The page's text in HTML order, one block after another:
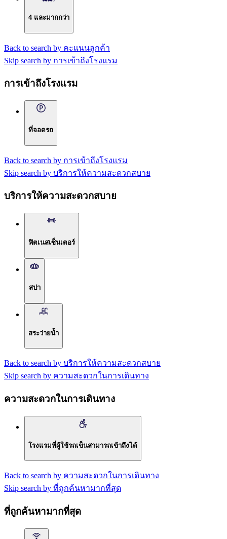
4 และมากกว่า
Back to search by คะแนนลูกค้า
Skip search by การเข้าถึงโรงแรม
การเข้าถึงโรงแรม
ที่จอดรถ
Back to search by การเข้าถึงโรงแรม
Skip search by บริการให้ความสะดวกสบาย
บริการให้ความสะดวกสบาย
ฟิตเนสเซ็นเตอร์
สปา
สระว่ายน้ำ
Back to search by บริการให้ความสะดวกสบาย
Skip search by ความสะดวกในการเดินทาง
ความสะดวกในการเดินทาง
โรงแรมที่ผู้ใช้รถเข็นสามารถเข้าถึงได้
Back to search by ความสะดวกในการเดินทาง
Skip search by ที่ถูกค้นหามากที่สุด
ที่ถูกค้นหามากที่สุด